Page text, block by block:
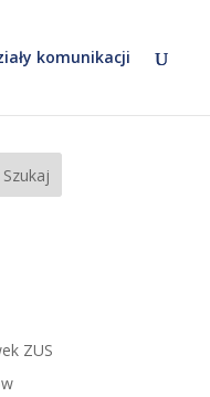
komunikacji
Szukaj
ZUS